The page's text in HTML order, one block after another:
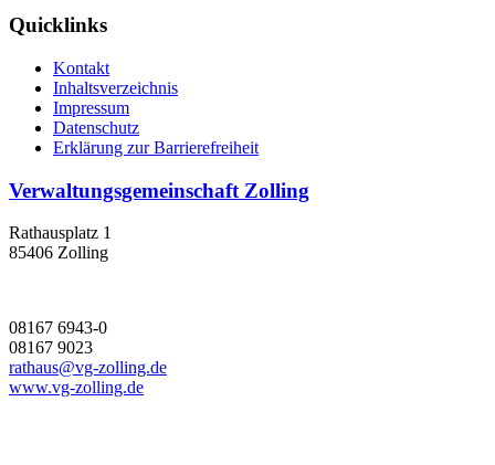
Quicklinks
Kontakt
Inhaltsverzeichnis
Impressum
Datenschutz
Erklärung zur Barrierefreiheit
Verwaltungsgemeinschaft Zolling
Rathausplatz 1
85406 Zolling
08167 6943-0
08167 9023
rathaus@vg-zolling.de
www.vg-zolling.de